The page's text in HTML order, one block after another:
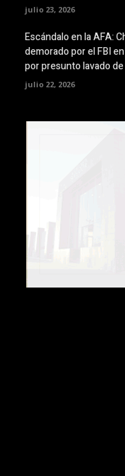
julio 23, 2026
Escándalo en la AFA:
demorado por el FBI
por presunto lavado
julio 22, 2026